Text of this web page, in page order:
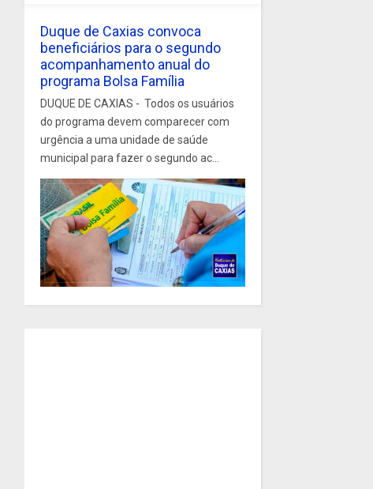
Duque de Caxias convoca
beneficiários para o segundo
acompanhamento anual do
programa Bolsa Família
DUQUE DE CAXIAS - Todos os usuários
do programa devem comparecer com
urgência a uma unidade de saúde
municipal para fazer o segundo ac...